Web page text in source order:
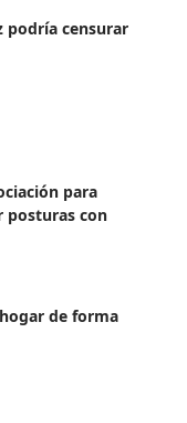
podría censurar
para
posturas con
de forma